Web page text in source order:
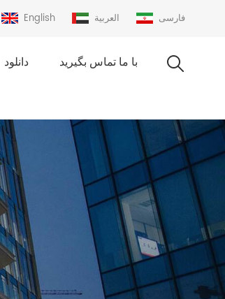
English العربية فارسی
دانلود با ما تماس بگیرید